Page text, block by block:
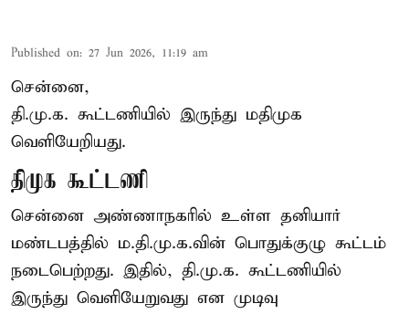
Published on: 27 Jun 2026, 11:19 am
சென்னை,
தி.மு.க. கூட்டணியில் இருந்து மதிமுக
வெளியேறியது.
திமுக கூட்டணி
சென்னை அண்ணாநகரில் உள்ள தனியார்
மண்டபத்தில் ம.தி.மு.க.வின் பொதுக்குழு கூட்டம்
நடைபெற்றது. இதில், தி.மு.க. கூட்டணியில்
இருந்து வெளியேறுவது என முடிவு